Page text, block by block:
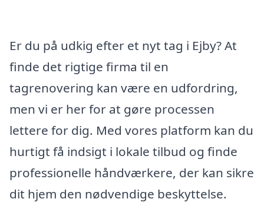
Er du på udkig efter et nyt tag i Ejby? At
finde det rigtige firma til en
tagrenovering kan være en udfordring,
men vi er her for at gøre processen
lettere for dig. Med vores platform kan du
hurtigt få indsigt i lokale tilbud og finde
professionelle håndværkere, der kan sikre
dit hjem den nødvendige beskyttelse.